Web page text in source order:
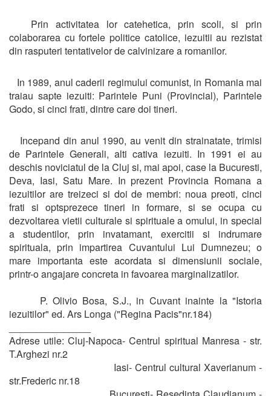
Prin activitatea lor catehetica, prin scoli, si prin
colaborarea cu fortele politice catolice, iezuitii au rezistat
din rasputeri tentativelor de calvinizare a romanilor.
In 1989, anul caderii regimului comunist, in Romania mai
traiau sapte iezuiti: Parintele Puni (Provincial), Parintele
Godo, si cinci frati, dintre care doi tineri.
Incepand din anul 1990, au venit din strainatate, trimisi
de Parintele Generali, alti cativa iezuiti. In 1991 ei au
deschis noviciatul de la Cluj si, mai apoi, case la Bucuresti,
Deva, Iasi, Satu Mare. In prezent Provincia Romana a
iezuitilor are treizeci si doi de membri: noua preoti, cinci
frati si optsprezece tineri in formare, si se ocupa cu
dezvoltarea vietii culturale si spirituale a omului, in special
a studentilor, prin invatamant, exercitii si indrumare
spirituala, prin impartirea Cuvantului Lui Dumnezeu; o
mare importanta este acordata si dimensiunii sociale,
printr-o angajare concreta in favoarea marginalizatilor.
P. Olivio Bosa, S.J., in Cuvant inainte la "Istoria
iezuitilor" ed. Ars Longa ("Regina Pacis"nr.184)
Adrese utile: Cluj-Napoca- Centrul spiritual Manresa - str.
T.Arghezi nr.2
Iasi- Centrul cultural Xaverianum -
str.Frederic nr.18